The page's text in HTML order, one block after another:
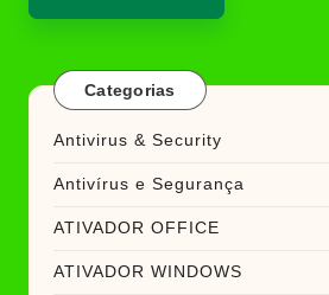
Categorias
Antivirus & Security
Antivírus e Segurança
ATIVADOR OFFICE
ATIVADOR WINDOWS